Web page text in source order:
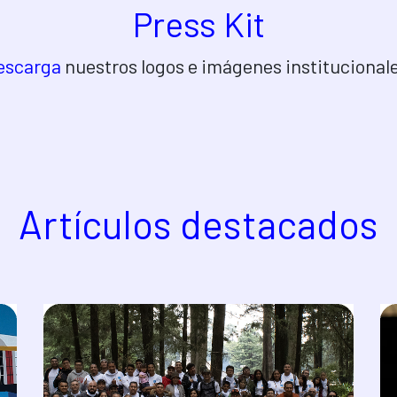
Press Kit
nuestros logos e imágenes
Artículos dest​acados